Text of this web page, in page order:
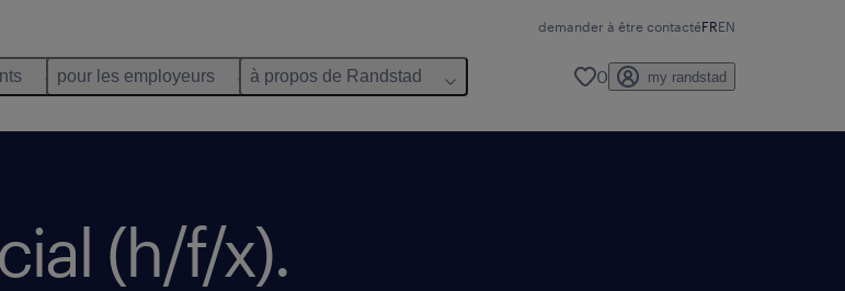
demander à être contactéFREN
pour les employeurs à propos de Randstad 0 my randstad
(h/f/x).